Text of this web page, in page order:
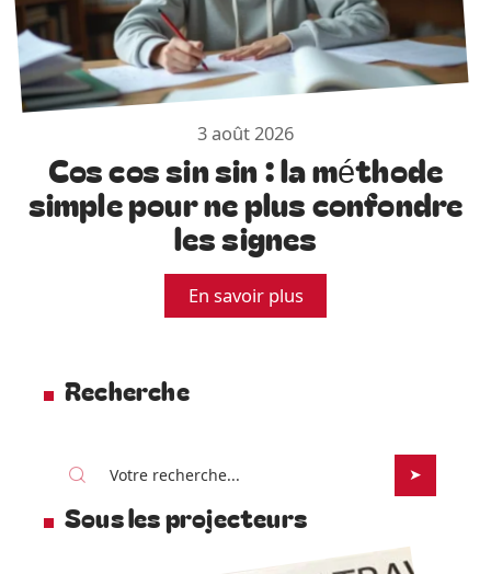
3 août 2026
Cos cos sin sin : la méthode
simple pour ne plus confondre
les signes
En savoir plus
Recherche
Sous les projecteurs